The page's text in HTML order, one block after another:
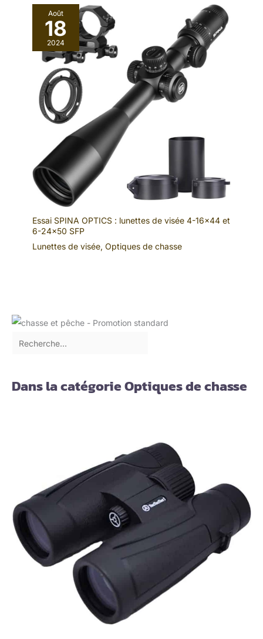
Août
18
2024
Essai SPINA OPTICS : lunettes de visée 4-16×44 et
6-24×50 SFP
Lunettes de visée, Optiques de chasse
Dans la catégorie Optiques de chasse